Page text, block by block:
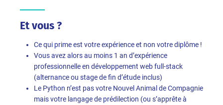
Et vous ?
Ce qui prime est votre expérience et non votre diplôme !
Vous avez alors au moins 1 an d’expérience
professionnelle en développement web full-stack
(alternance ou stage de fin d’étude inclus)
Le Python n’est pas votre Nouvel Animal de Compagnie
mais votre langage de prédilection (ou s’apprête à